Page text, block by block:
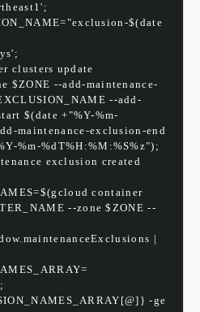
$(date
update
$ZONE --add-maintenance-
--add-
$(date +"%Y-%m-
maintenance-exclusion-end
%m-%dT%H:%M:%S%z");
exclusion created
container
--zone $ZONE --
|
-ge